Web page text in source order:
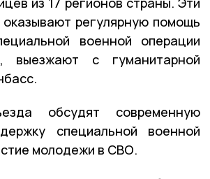
регулярную помощь
военной операции
выезжают с гуманитарной
обсудят современную
специальной военной
молодежи в СВО.